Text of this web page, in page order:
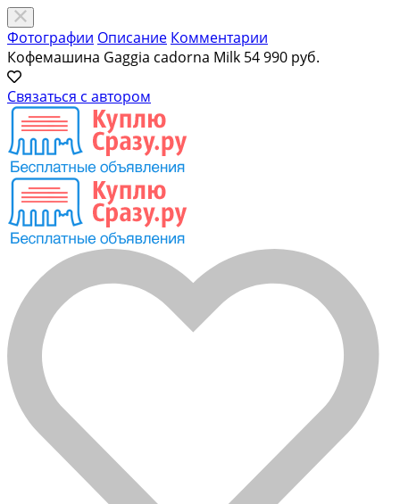
Фотографии Описание Комментарии
Кофемашина Gaggia cadorna Milk 54 990 руб.
Связаться с автором